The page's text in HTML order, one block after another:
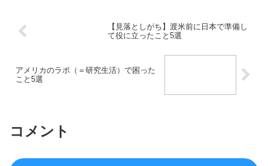
【見落としがち】渡米前に日本で準備し
て役に立ったこと5選
アメリカのラボ（＝研究生活）で困った
こと5選
コメント